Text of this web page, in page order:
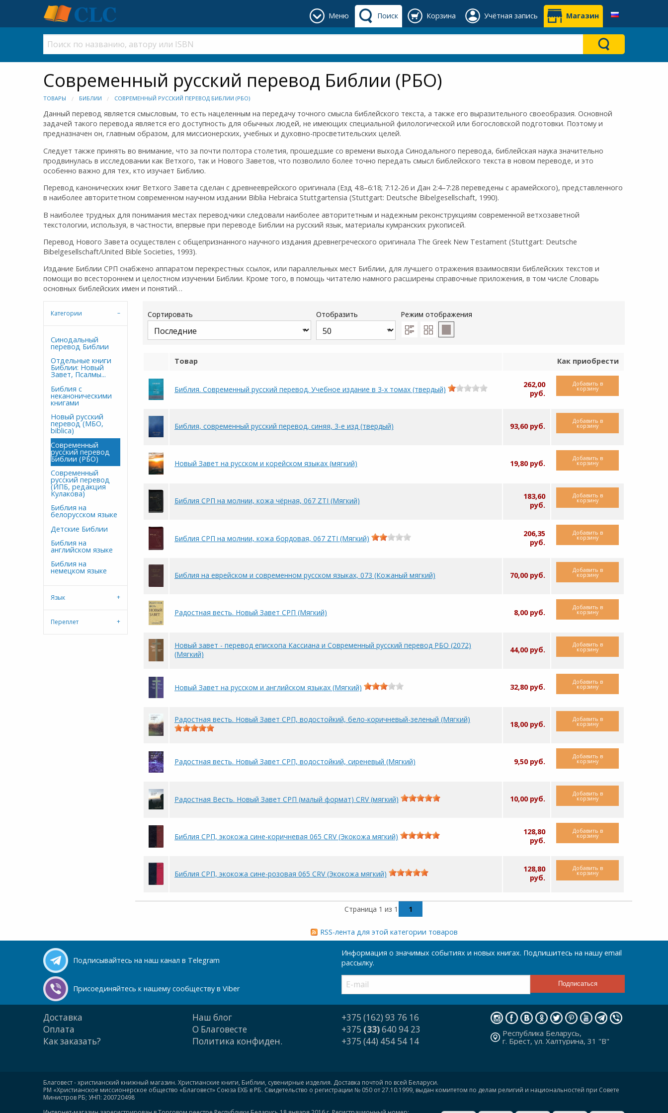
Меню Поиск Корзина Учётная запись Магазин
Современный русский перевод Библии (РБО)
ТОВАРЫ БИБЛИИ СОВРЕМЕННЫЙ РУССКИЙ ПЕРЕВОД БИБЛИИ (РБО)
Данный перевод является смысловым, то есть нацеленным на передачу точного смысла библейского текста, а также его выразительного своеобразия. Основной
задачей такого перевода является его доступность для обычных людей, не имеющих специальной филологической или богословской подготовки. Поэтому и
предназначен он, главным образом, для миссионерских, учебных и духовно-просветительских целей.
Следует также принять во внимание, что за почти полтора столетия, прошедшие со времени выхода Синодального перевода, библейская наука значительно
продвинулась в исследовании как Ветхого, так и Нового Заветов, что позволило более точно передать смысл библейского текста в новом переводе, и это
особенно важно для тех, кто изучает Библию.
Перевод канонических книг Ветхого Завета сделан с древнееврейского оригинала (Езд 4:8–6:18; 7:12-26 и Дан 2:4–7:28 переведены с арамейского), представленного
в наиболее авторитетном современном научном издании Biblia Hebraica Stuttgartensia (Stuttgart: Deutsche Bibelgesellschaft, 1990).
В наиболее трудных для понимания местах переводчики следовали наиболее авторитетным и надежным реконструкциям современной ветхозаветной
текстологии, используя, в частности, впервые при переводе Библии на русский язык, материалы кумранских рукописей.
Перевод Нового Завета осуществлен с общепризнанного научного издания древнегреческого оригинала The Greek New Testament (Stuttgart: Deutsche
Bibelgesellschaft/United Bible Societies, 1993).
Издание Библии СРП снабжено аппаратом перекрестных ссылок, или параллельных мест Библии, для лучшего отражения взаимосвязи библейских текстов и
помощи во всестороннем и целостном изучении Библии. Кроме того, в помощь читателю намного расширены справочные приложения, в том числе Словарь
основных библейских имен и понятий…
Сортировать Отобразить Режим отображения
Товар Как приобрести
Библия. Современный русский перевод. Учебное издание в 3-х томах (твердый)
262,00
руб.
Добавить в
корзину
Библия, современный русский перевод, синяя, 3-е изд (твердый) 93,60 руб.
Добавить в
корзину
Новый Завет на русском и корейском языках (мягкий) 19,80 руб.
Добавить в
корзину
Библия СРП на молнии, кожа чёрная, 067 ZTI (Мягкий)
183,60
руб.
Добавить в
корзину
Библия СРП на молнии, кожа бордовая, 067 ZTI (Мягкий)
206,35
руб.
Добавить в
корзину
Библия на еврейском и современном русском языках, 073 (Кожаный мягкий) 70,00 руб.
Добавить в
корзину
Радостная весть. Новый Завет СРП (Мягкий) 8,00 руб.
Добавить в
корзину
Новый завет - перевод епископа Кассиана и Современный русский перевод РБО (2072)
(Мягкий)
44,00 руб.
Добавить в
корзину
Новый Завет на русском и английском языках (Мягкий) 32,80 руб.
Добавить в
корзину
Радостная весть. Новый Завет СРП, водостойкий, бело-коричневый-зеленый (Мягкий)
18,00 руб.
Добавить в
корзину
Радостная весть. Новый Завет СРП, водостойкий, сиреневый (Мягкий) 9,50 руб.
Добавить в
корзину
Радостная Весть. Новый Завет СРП (малый формат) CRV (мягкий) 10,00 руб.
Добавить в
корзину
Библия СРП, экокожа сине-коричневая 065 CRV (Экокожа мягкий)
128,80
руб.
Добавить в
корзину
Библия СРП, экокожа сине-розовая 065 CRV (Экокожа мягкий)
128,80
руб.
Добавить в
корзину
Страница 1 из 1 1
RSS-лента для этой категории товаров
Категории
Синодальный
перевод Библии
Отдельные книги
Библии: Новый
Завет, Псалмы...
Библия с
неканоническими
книгами
Новый русский
перевод (МБО,
biblica)
Современный
русский перевод
Библии (РБО)
Современный
русский перевод
(ИПБ, редакция
Кулакова)
Библия на
белорусском языке
Детские Библии
Библия на
английском языке
Библия на
немецком языке
Язык
Переплет
Подписывайтесь на наш канал в Telegram
Присоединяйтесь к нашему сообществу в Viber
Информация о значимых событиях и новых книгах. Подпишитесь на нашу email
рассылку.
Доставка
Оплата
Как заказать?
Наш блог
О Благовесте
Политика конфиден.
+375 (162) 93 76 16
+375 (33)640 94 23
+375 (44) 454 54 14
Республика Беларусь,
г. Брест, ул. Халтурина, 31 "В"
Благовест - христианский книжный магазин. Христианские книги, Библии, сувенирные изделия. Доставка почтой по всей Беларуси.
РМ «Христианское миссионерское общество «Благовест» Союза ЕХБ в РБ. Свидетельство о регистрации № 050 от 27.10.1999, выдан комитетом по делам религий и национальностей при Совете
Министров РБ; УНП: 200720498